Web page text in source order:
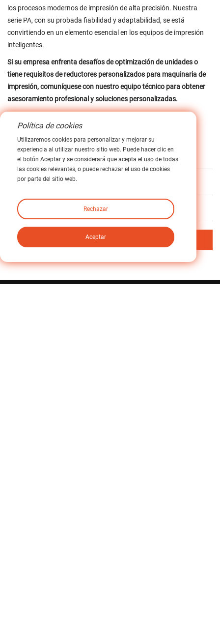
los procesos modernos de impresión de alta precisión. Nuestra
serie PA, con su probada fiabilidad y adaptabilidad, se está
convirtiendo en un elemento esencial en los equipos de impresión
inteligentes.
Si su empresa enfrenta desafíos de optimización de unidades o
tiene requisitos de reductores personalizados para maquinaria de
impresión, comuníquese con nuestro equipo técnico para obtener
asesoramiento profesional y soluciones personalizadas.
Etiqueta :
Anterior Sin anterior
Próximo sin siguiente
Volver al índice
Política de cookies
Utilizaremos cookies para personalizar y mejorar su
experiencia al utilizar nuestro sitio web. Puede hacer clic en
el botón Aceptar y se considerará que acepta el uso de todas
las cookies relevantes, o puede rechazar el uso de cookies
por parte del sitio web.
Rechazar
Aceptar